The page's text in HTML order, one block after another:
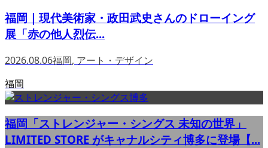
福岡｜現代美術家・政田武史さんのドローイング
展「赤の他人烈伝...
2026.08.06福岡, アート・デザイン
福岡
福岡「ストレンジャー・シングス 未知の世界」
LIMITED STORE がキャナルシティ博多に登場【...